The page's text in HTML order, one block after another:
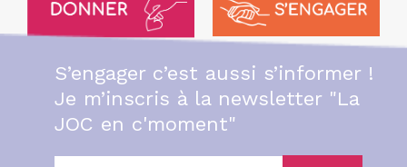
S’engager c’est aussi s’informer !
Je m’inscris à la newsletter "La
JOC en c'moment"